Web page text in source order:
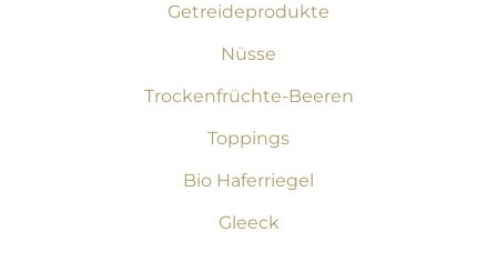
Getreideprodukte
Nüsse
Trockenfrüchte-Beeren
Toppings
Bio Haferriegel
Gleeck